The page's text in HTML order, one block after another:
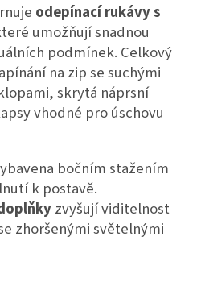
odepínací rukávy s
umožňují snadnou
podmínek. Celkový
na zip se suchými
skrytá náprsní
vhodné pro úschovu
bočním stažením
k postavě.
zvyšují viditelnost
zhoršenými světelnými